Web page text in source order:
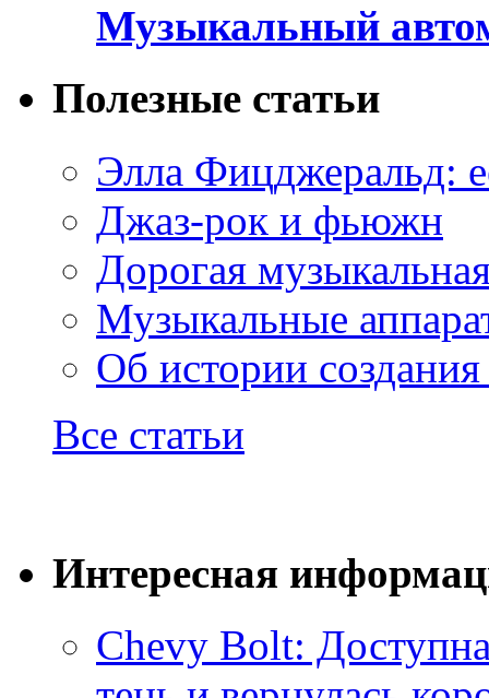
Музыкальный
Полезные статьи
Элла Фицджеральд:
Джаз-рок и фьюжн
Дорогая
Музыкальные
Об истории
Все статьи
Интересная
Chevy Bolt: